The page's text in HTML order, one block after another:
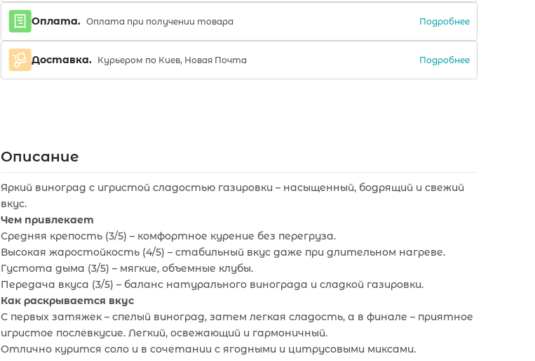
Оплата. Оплата при получении товара Подробнее
Доставка. Курьером по Киев, Новая Почта Подробнее
Описание
Яркий виноград с игристой сладостью газировки – насыщенный, бодрящий и свежий
вкус.
Чем привлекает
Средняя крепость (3/5) – комфортное курение без перегруза.
Высокая жаростойкость (4/5) – стабильный вкус даже при длительном нагреве.
Густота дыма (3/5) – мягкие, объемные клубы.
Передача вкуса (3/5) – баланс натурального винограда и сладкой газировки.
Как раскрывается вкус
С первых затяжек – спелый виноград, затем легкая сладость, а в финале – приятное
игристое послевкусие. Легкий, освежающий и гармоничный.
Отлично курится соло и в сочетании с ягодными и цитрусовыми миксами.